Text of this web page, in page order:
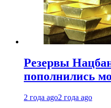
Резервы
пополнились
2 года ago2 года ago